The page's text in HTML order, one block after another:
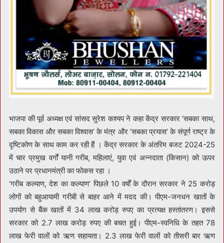
भाजपा की पूर्व अध्यक्ष एवं सांसद सुरेश कश्यप ने कहा केंद्र सरकार ‘सबका साथ,
सबका विकास और सबका विश्वास’ के मंत्र और ‘सबका प्रयास’ के संपूर्ण राष्ट्र के
दृष्टिकोण के साथ काम कर रही हैं । केंद्र सरकार के अंतरिम बजट 2024-25
में चार प्रमुख वर्गों यानी गरीब, महिलाएं, युवा एवं अन्नदाता (किसान) को ऊपर
उठाने पर प्रधानमंत्री का फोकस रहा ।
‘गरीब कल्याण, देश का कल्याण’ पिछले 10 वर्षों के दौरान सरकार ने 25 करोड़
लोगों को बहुआयामी गरीबी से बाहर आने में मदद की। पीएम-जनधन खातों के
उपयोग से बैंक खातों में 34 लाख करोड़ रुपए का प्रत्यक्ष हस्तांतरण। इससे
सरकार को 2.7 लाख करोड़ रुपए की बचत हुई। पीएम-स्वनिधि के तहत 78
लाख फेरी वालों को ऋण सहायता। 2.3 लाख फेरी वालों को तीसरी बार ऋण